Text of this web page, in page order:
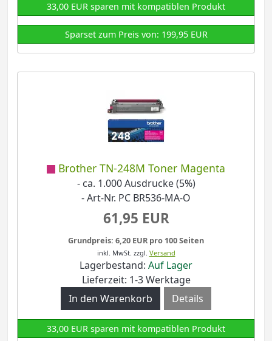
33,00 EUR sparen mit kompatiblen Produkt
Sparset zum Preis von: 199,95 EUR
Brother TN-248M Toner Magenta
- ca. 1.000 Ausdrucke (5%)
- Art-Nr. PC BR536-MA-O
61,95 EUR
Grundpreis: 6,20 EUR pro 100 Seiten
inkl. MwSt. zzgl. Versand
Lagerbestand: Auf Lager
Lieferzeit: 1-3 Werktage
Details
33,00 EUR sparen mit kompatiblen Produkt